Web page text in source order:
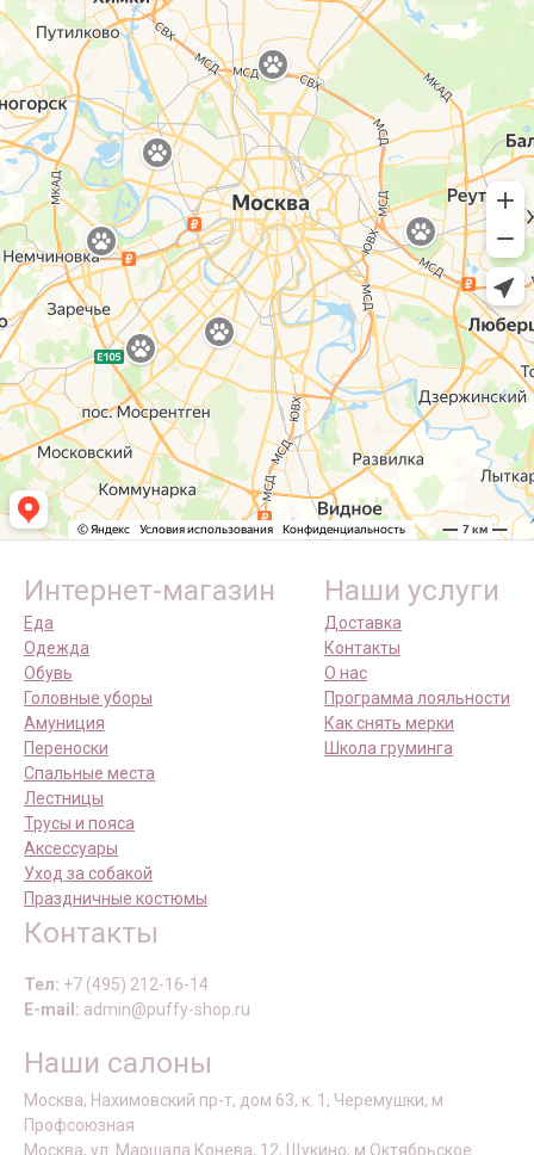
Интернет-магазин
Еда
Одежда
Обувь
Головные уборы
Амуниция
Переноски
Спальные места
Лестницы
Трусы и пояса
Аксессуары
Уход за собакой
Праздничные костюмы
Наши услуги
Доставка
Контакты
О нас
Программа лояльности
Как снять мерки
Школа груминга
Контакты
Тел: +7 (495) 212-16-14
E-mail: admin@puffy-shop.ru
Наши салоны
Москва, Нахимовский пр-т, дом 63, к. 1, Черемушки, м
Профсоюзная
Москва, ул. Маршала Конева, 12, Щукино, м Октябрьское